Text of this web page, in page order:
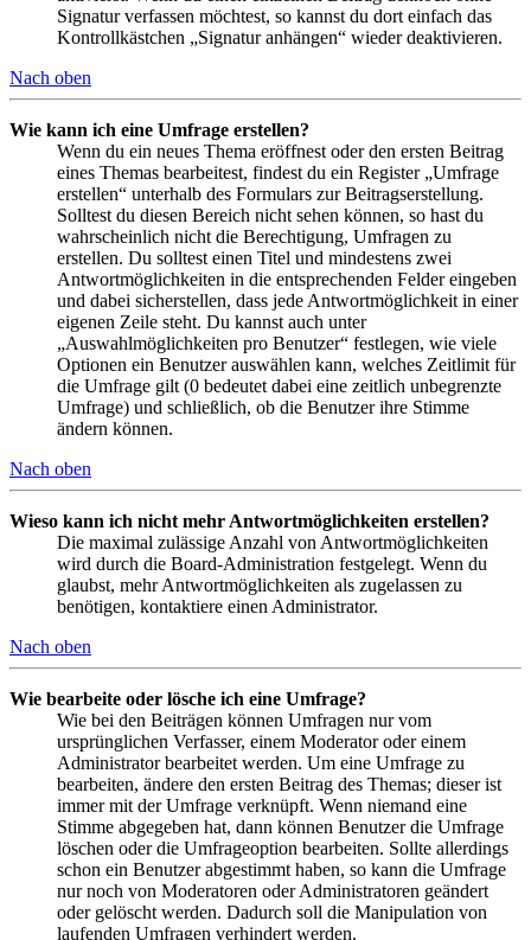
Signatur verfassen möchtest, so kannst du dort einfach das
Kontrollkästchen „Signatur anhängen“ wieder deaktivieren.
Nach oben
Wie kann ich eine Umfrage erstellen?
Wenn du ein neues Thema eröffnest oder den ersten Beitrag
eines Themas bearbeitest, findest du ein Register „Umfrage
erstellen“ unterhalb des Formulars zur Beitragserstellung.
Solltest du diesen Bereich nicht sehen können, so hast du
wahrscheinlich nicht die Berechtigung, Umfragen zu
erstellen. Du solltest einen Titel und mindestens zwei
Antwortmöglichkeiten in die entsprechenden Felder eingeben
und dabei sicherstellen, dass jede Antwortmöglichkeit in einer
eigenen Zeile steht. Du kannst auch unter
„Auswahlmöglichkeiten pro Benutzer“ festlegen, wie viele
Optionen ein Benutzer auswählen kann, welches Zeitlimit für
die Umfrage gilt (0 bedeutet dabei eine zeitlich unbegrenzte
Umfrage) und schließlich, ob die Benutzer ihre Stimme
ändern können.
Nach oben
Wieso kann ich nicht mehr Antwortmöglichkeiten erstellen?
Die maximal zulässige Anzahl von Antwortmöglichkeiten
wird durch die Board-Administration festgelegt. Wenn du
glaubst, mehr Antwortmöglichkeiten als zugelassen zu
benötigen, kontaktiere einen Administrator.
Nach oben
Wie bearbeite oder lösche ich eine Umfrage?
Wie bei den Beiträgen können Umfragen nur vom
ursprünglichen Verfasser, einem Moderator oder einem
Administrator bearbeitet werden. Um eine Umfrage zu
bearbeiten, ändere den ersten Beitrag des Themas; dieser ist
immer mit der Umfrage verknüpft. Wenn niemand eine
Stimme abgegeben hat, dann können Benutzer die Umfrage
löschen oder die Umfrageoption bearbeiten. Sollte allerdings
schon ein Benutzer abgestimmt haben, so kann die Umfrage
nur noch von Moderatoren oder Administratoren geändert
oder gelöscht werden. Dadurch soll die Manipulation von
laufenden Umfragen verhindert werden.